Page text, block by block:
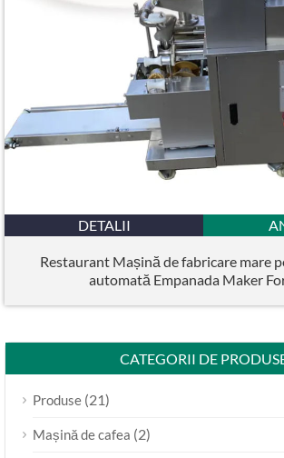
DETALII
Restaurant Mașină de fabricare mare
automată Empanada Maker
CATEGORII DE
Produse (21)
Mașină de cafea (2)